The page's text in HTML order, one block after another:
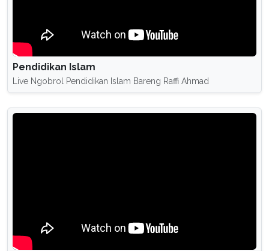
Pendidikan Islam
Live Ngobrol Pendidikan Islam Bareng Raffi Ahmad